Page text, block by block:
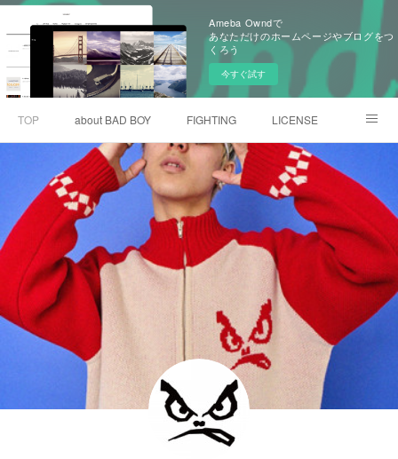
Ameba Owndで
あなただけのホームページやブログをつ
くろう
今すぐ試す
TOP about BAD BOY FIGHTING LICENSE
CONTACT